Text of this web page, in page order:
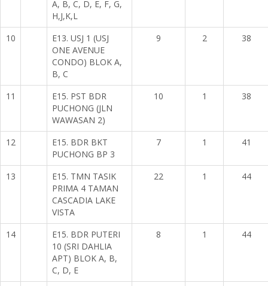
A, B, C, D, E, F, G,
H,J,K,L
10
E13. USJ 1 (USJ
ONE AVENUE
CONDO) BLOK A,
B, C
9 2 38
11
E15. PST BDR
PUCHONG (JLN
WAWASAN 2)
10 1 38
12
E15. BDR BKT
PUCHONG BP 3
7 1 41
13
E15. TMN TASIK
PRIMA 4 TAMAN
CASCADIA LAKE
VISTA
22 1 44
14
E15. BDR PUTERI
10 (SRI DAHLIA
APT) BLOK A, B,
C, D, E
8 1 44